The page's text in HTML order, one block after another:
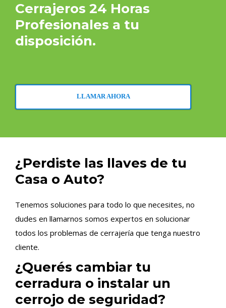
Cerrajeros 24 Horas
Profesionales a tu
disposición.
LLAMAR AHORA
¿Perdiste las llaves de tu
Casa o Auto?
Tenemos soluciones para todo lo que necesites, no
dudes en llamarnos somos expertos en solucionar
todos los problemas de cerrajería que tenga nuestro
cliente.
¿Querés cambiar tu
cerradura o instalar un
cerrojo de seguridad?